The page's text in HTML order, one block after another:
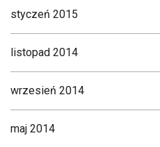
styczeń 2015
listopad 2014
wrzesień 2014
maj 2014